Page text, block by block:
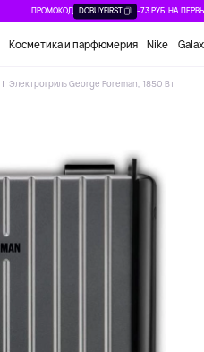
ПРОМОКОД DOBUYFIRST -73 РУБ. НА
Косметика и парфюмерия Nike
Электрогриль George Foreman, 1850 Вт